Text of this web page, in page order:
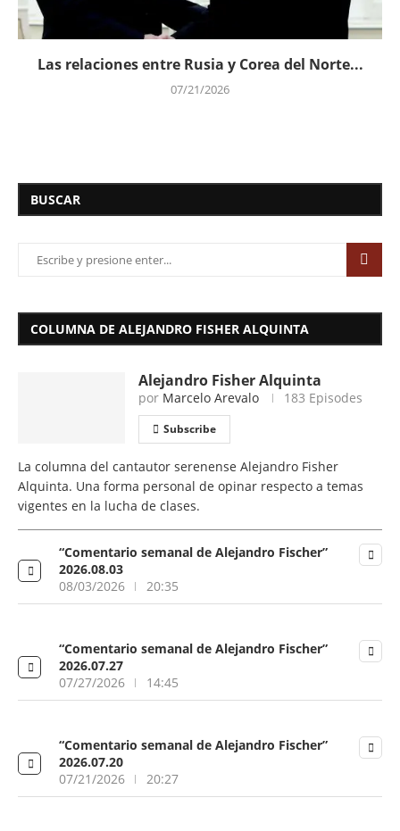
Las relaciones entre Rusia y Corea del Norte...
07/21/2026
BUSCAR
COLUMNA DE ALEJANDRO FISHER ALQUINTA
Alejandro Fisher Alquinta
por Marcelo Arevalo 183 Episodes
Subscribe
La columna del cantautor serenense Alejandro Fisher
Alquinta. Una forma personal de opinar respecto a temas
vigentes en la lucha de clases.
“Comentario semanal de Alejandro Fischer”
2026.08.03
08/03/2026
20:35
“Comentario semanal de Alejandro Fischer”
2026.07.27
07/27/2026
14:45
“Comentario semanal de Alejandro Fischer”
2026.07.20
07/21/2026
20:27